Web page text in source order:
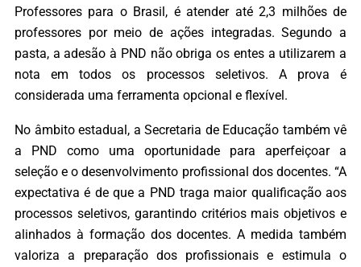
Professores para o Brasil, é atender até 2,3 milhões de
professores por meio de ações integradas. Segundo a
pasta, a adesão à PND não obriga os entes a utilizarem a
nota em todos os processos seletivos. A prova é
considerada uma ferramenta opcional e flexível.
No âmbito estadual, a Secretaria de Educação também vê
a PND como uma oportunidade para aperfeiçoar a
seleção e o desenvolvimento profissional dos docentes. “A
expectativa é de que a PND traga maior qualificação aos
processos seletivos, garantindo critérios mais objetivos e
alinhados à formação dos docentes. A medida também
valoriza a preparação dos profissionais e estimula o